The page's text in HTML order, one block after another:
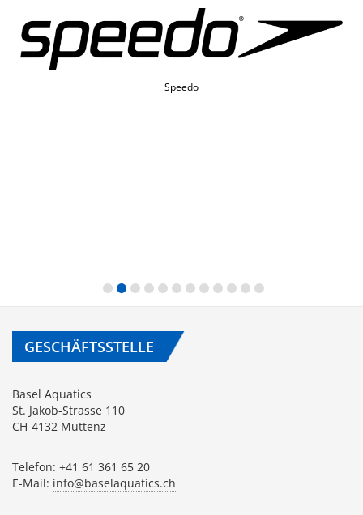
Speedo
GESCHÄFTSSTELLE
Basel Aquatics
St. Jakob-Strasse 110
CH-4132 Muttenz
Telefon: +41 61 361 65 20
E-Mail: info@baselaquatics.ch